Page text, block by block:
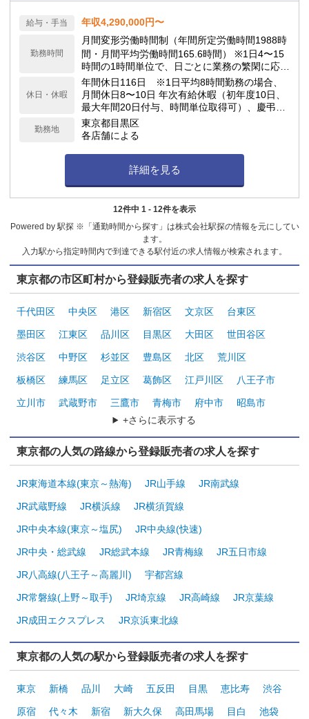
給与・手当 年収4,290,000円〜
勤務時間
月間変形労働時間制（年間所定労働時間1988時
間・月間平均労働時間165.6時間） ※1日4〜15
時間の1時間単位で、日ごとに業務の繁閑に応じ
て勤務時間を設定します。
休日・休暇
年間休日116日 ※1日平均8時間勤務の場合、
月間休日8〜10日 年次有給休暇（初年度10日、
最大年間20日付与、時間単位取得可）、慶弔休
暇、子の看護休暇、介護休暇 他
勤務地
東京都目黒区
各店舗による
詳細を見る
12件中 1 - 12件を表示
Powered by 駅探 ※「通勤時間から探す」は株式会社駅探の情報を元にしてい
ます。
入力駅から指定時間内で到達できる駅付近の求人情報が検索されます。
東京都の市区町村から登録販売者の求人を探す
千代田区 中央区 港区 新宿区 文京区 台東区
墨田区 江東区 品川区 目黒区 大田区 世田谷区
渋谷区 中野区 杉並区 豊島区 北区 荒川区
板橋区 練馬区 足立区 葛飾区 江戸川区 八王子市
立川市 武蔵野市 三鷹市 青梅市 府中市
昭島市
+さらに表示する
東京都の人気の路線から登録販売者の求人を探す
JR東海道本線(東京～熱海) JR山手線 JR南武線
JR武蔵野線 JR横浜線 JR横須賀線
JR中央本線(東京～塩尻) JR中央線(快速)
JR中央・総武線 JR総武本線 JR青梅線 JR五日市線
JR八高線(八王子～高麗川) 宇都宮線
JR常磐線(上野～取手) JR埼京線 JR高崎線 JR京葉線
JR成田エクスプレス JR京浜東北線
東京都の人気の駅から登録販売者の求人を探す
東京 新橋 品川 大崎 五反田 目黒 恵比寿 渋谷
原宿 代々木 新宿 新大久保 高田馬場 目白 池袋